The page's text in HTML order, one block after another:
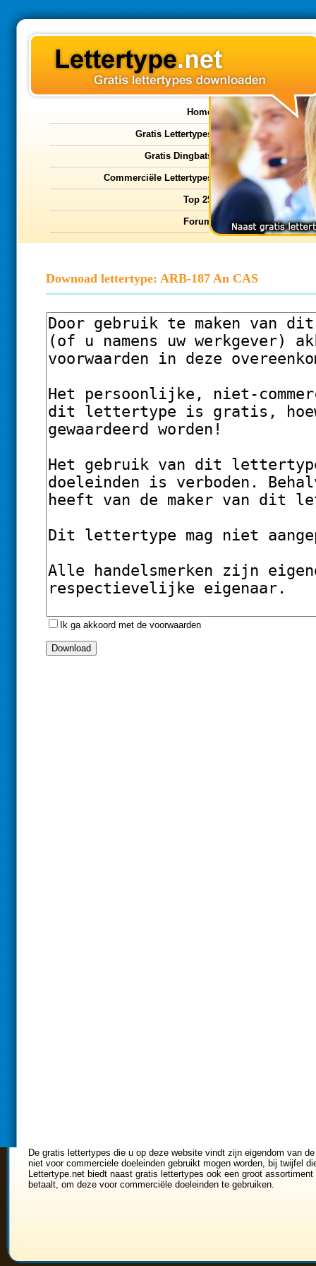
Home
Gratis Lettertypes
Gratis Dingbats
Commerciële Lettertypes
Top 25
Forum
Downoad lettertype: ARB-187 An CAS
Ik ga akkoord met de voorwaarden
De gratis lettertypes die u op deze website vindt zijn eigendom van
niet voor commerciele doeleinden gebruikt mogen worden, bij twijfel
Lettertype.net biedt naast gratis lettertypes ook een groot
betaalt, om deze voor commerciële doeleinden te gebruiken.